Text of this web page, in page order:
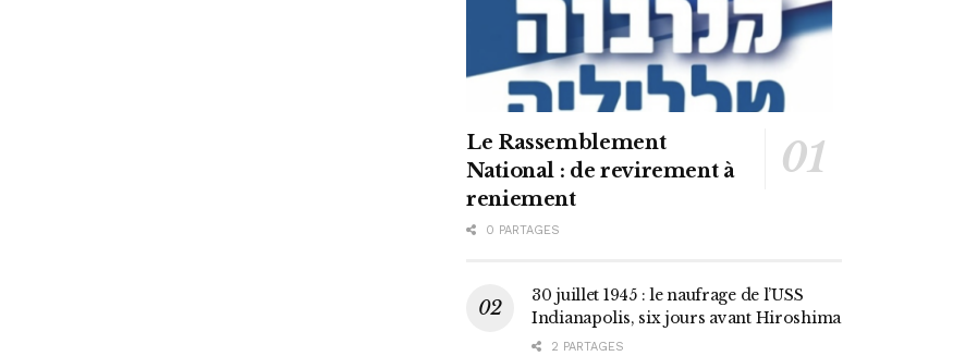
Le Rassemblement
National : de revirement à
reniement
0 PARTAGES
30 juillet 1945 : le naufrage de l’USS
Indianapolis, six jours avant Hiroshima
2 PARTAGES